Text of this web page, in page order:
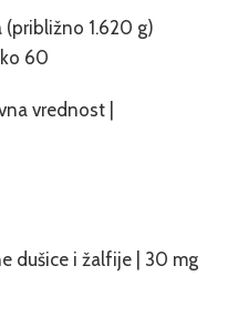
(približno 1.620 g)
60
vrednost |
dušice i žalfije | 30 mg